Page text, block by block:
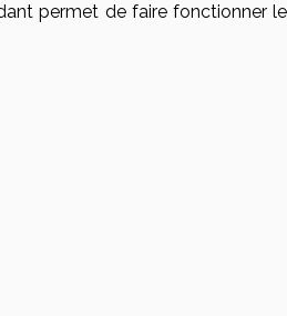
permet de faire fonctionner